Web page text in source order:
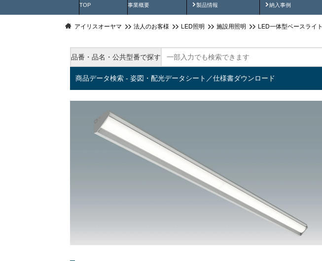
TOP 事業概要 製品情報
製品動画 納入事例
納入事例動画
アイリスオーヤマ 法人のお客様 LED照明 施設用照明 LED一体型ベースライト
品番・品名・公共型番で探す
商品データ検索 - 姿図・配光データシート／仕様書ダウンロード